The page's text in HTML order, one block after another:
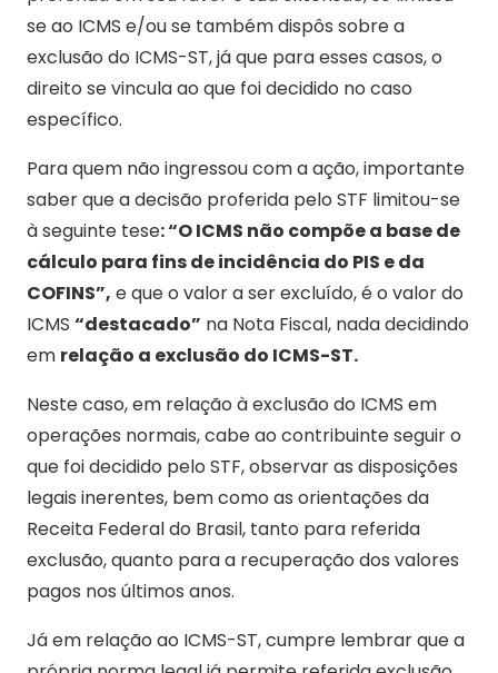
se ao ICMS e/ou se também dispôs sobre a
exclusão do ICMS-ST, já que para esses casos, o
direito se vincula ao que foi decidido no caso
específico.
Para quem não ingressou com a ação, importante
saber que a decisão proferida pelo STF limitou-se
à seguinte tese: “O ICMS não compõe a base de
cálculo para fins de incidência do PIS e da
COFINS”, e que o valor a ser excluído, é o valor do
ICMS “destacado” na Nota Fiscal, nada decidindo
em relação a exclusão do ICMS-ST.
Neste caso, em relação à exclusão do ICMS em
operações normais, cabe ao contribuinte seguir o
que foi decidido pelo STF, observar as disposições
legais inerentes, bem como as orientações da
Receita Federal do Brasil, tanto para referida
exclusão, quanto para a recuperação dos valores
pagos nos últimos anos.
Já em relação ao ICMS-ST, cumpre lembrar que a